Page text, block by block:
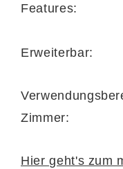
und natürliche
Möbelstück zu
Features:
Erweiterbar:
Zimmer:
Hier geht's zum